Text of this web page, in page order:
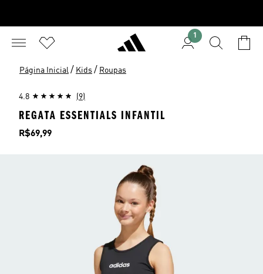
1
Página Inicial / Kids / Roupas
4.8 (9)
REGATA ESSENTIALS INFANTIL
Preço
R$69,99